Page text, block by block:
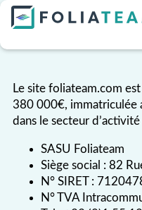
Le site foliateam.com
380 000€, immatriculée
dans le secteur
SASU Foliateam
Siège social : 82
N° SIRET :
N° TVA